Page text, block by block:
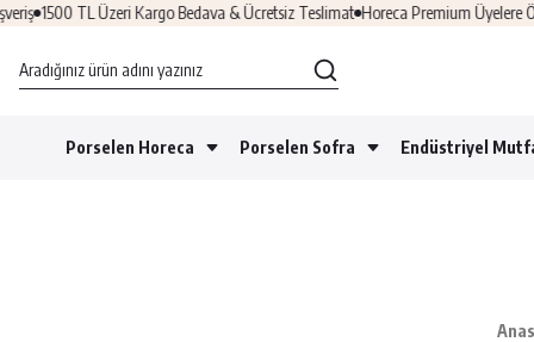
1500 TL Üzeri Kargo Bedava & Ücretsiz Teslimat Horeca Premium Üyelere Özel
Porselen Horeca Porselen Sofra Endüstriyel